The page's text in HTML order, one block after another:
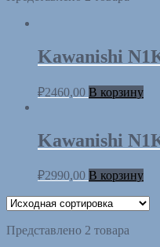
Kawanishi
₽2460,00 В корзину
Kawanishi
₽2990,00 В корзину
Представлено 2 товара